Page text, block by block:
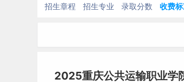
招生章程 招生专业 录取分数 收费
2025重庆公共运输职业学